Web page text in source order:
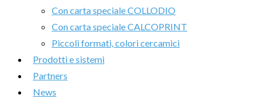
Con carta speciale COLLODIO
Con carta speciale CALCOPRINT
Piccoli formati, colori cercamici
Prodotti e sistemi
Partners
News